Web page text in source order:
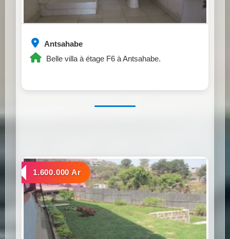
Antsahabe
Belle villa à étage F6 à Antsahabe.
a louer
1.600.000 Ar